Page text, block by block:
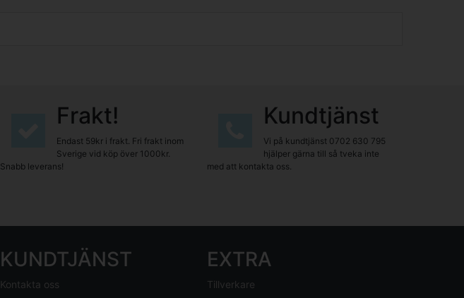
Frakt!
Endast 59kr i frakt. Fri frakt inom
Sverige vid köp över 1000kr.
Snabb leverans!
Kundtjänst
Vi på kundtjänst 0702 630 795
hjälper gärna till så tveka inte
med att kontakta oss.
KUNDTJÄNST
Kontakta oss
EXTRA
Tillverkare